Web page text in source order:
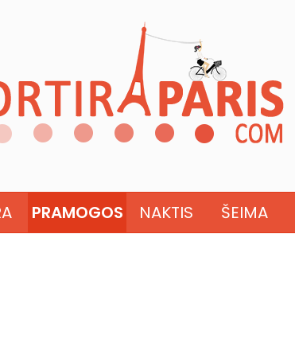
PRAMOGOS NAKTIS ŠEIMA